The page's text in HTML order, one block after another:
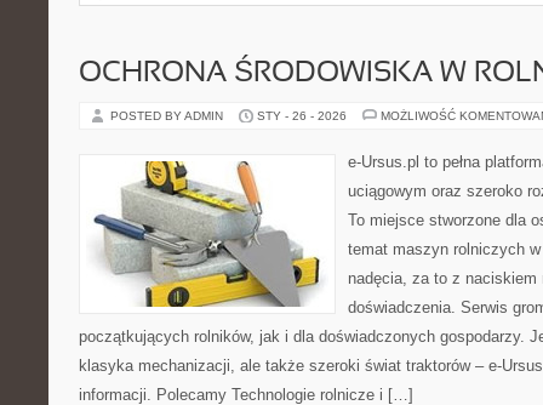
OCHRONA ŚRODOWISKA W
POSTED BY ADMIN STY - 26 - 2026 MOŻLIWOŚĆ
e-Ursus.pl to pełna
uciągowym oraz szeroko
To miejsce stworzone dla
temat maszyn rolniczych
nadęcia, za to z naciskiem
doświadczenia. Serwis
początkujących rolników, jak i dla doświadczonych gospodarzy.
klasyka mechanizacji, ale także szeroki świat traktorów – e-
informacji. Polecamy Technologie rolnicze i […]